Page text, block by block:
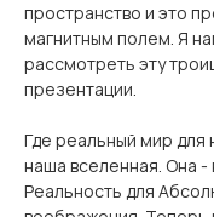
пространство и это
магнитным полем. Я
рассмотреть эту
презентации.
Где реальный мир
наша вселенная. Она -
Реальность для